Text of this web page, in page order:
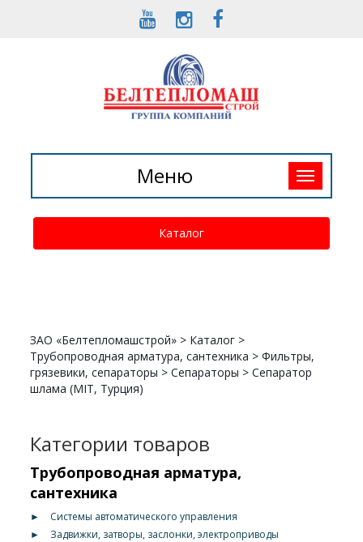
Toggle
navigation
Меню
Каталог
ЗАО «Белтепломашстрой» > Каталог >
Трубопроводная арматура, сантехника >Фильтры,
грязевики, сепараторы >Сепараторы >Сепаратор
шлама (MIT, Турция)
Категории товаров
Трубопроводная арматура,
сантехника
►
Системы автоматического управления
►
Задвижки, затворы, заслонки, электроприводы